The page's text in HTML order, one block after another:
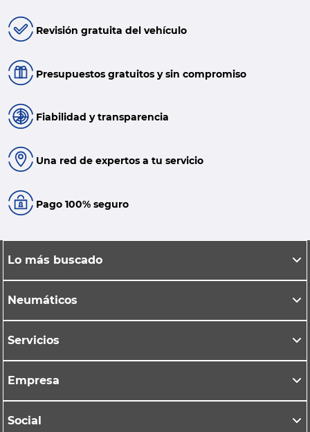
Revisión gratuita del vehículo
Presupuestos gratuitos y sin compromiso
Fiabilidad y transparencia
Una red de expertos a tu servicio
Pago 100% seguro
Lo más buscado
Neumáticos
Servicios
Empresa
Social